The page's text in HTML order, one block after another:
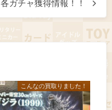
各ガチャ獲得情報！！
こんなの買取りました！